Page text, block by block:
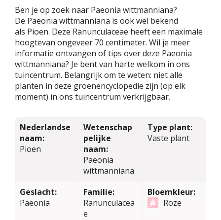
Ben je op zoek naar Paeonia wittmanniana?
De Paeonia wittmanniana is ook wel bekend
als Pioen. Deze Ranunculaceae heeft een maximale
hoogtevan ongeveer 70 centimeter. Wil je meer
informatie ontvangen of tips over deze Paeonia
wittmanniana? Je bent van harte welkom in ons
tuincentrum. Belangrijk om te weten: niet alle
planten in deze groenencyclopedie zijn (op elk
moment) in ons tuincentrum verkrijgbaar.
Nederlandse
naam:
Pioen
Wetenschap
pelijke
naam:
Paeonia
wittmanniana
Type plant:
Vaste plant
Geslacht:
Paeonia
Familie:
Ranunculacea
e
Bloemkleur:
Roze